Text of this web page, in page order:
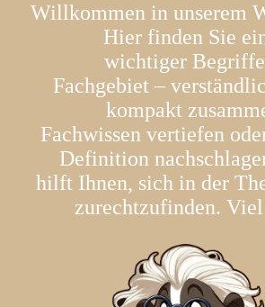
Willkommen in unserem
Hier finden Sie
wichtiger Begriffe
Fachgebiet –
kompakt
Fachwissen vertiefen
Definition
hilft Ihnen, sich in der
zurechtzufinden.